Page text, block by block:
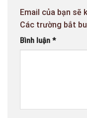
Email của bạn sẽ
Các trường bắt
Bình luận *